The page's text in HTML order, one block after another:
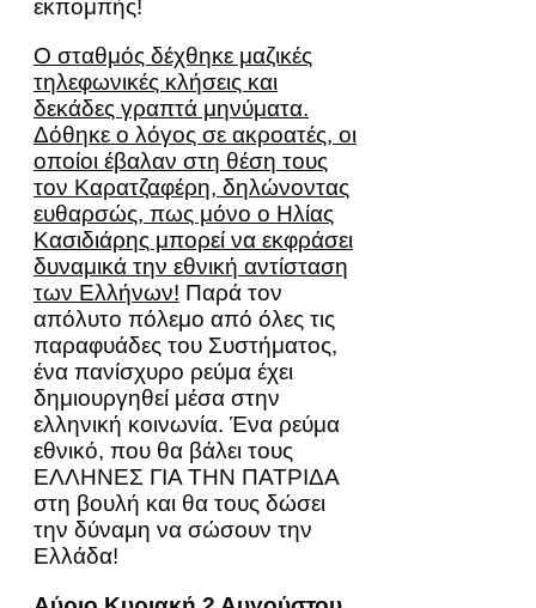
εκπομπής!
Ο σταθμός δέχθηκε μαζικές
τηλεφωνικές κλήσεις και
δεκάδες γραπτά μηνύματα.
Δόθηκε ο λόγος σε ακροατές, οι
οποίοι έβαλαν στη θέση τους
τον Καρατζαφέρη, δηλώνοντας
ευθαρσώς, πως μόνο ο Ηλίας
Κασιδιάρης μπορεί να εκφράσει
δυναμικά την εθνική αντίσταση
των Ελλήνων! Παρά τον
απόλυτο πόλεμο από όλες τις
παραφυάδες του Συστήματος,
ένα πανίσχυρο ρεύμα έχει
δημιουργηθεί μέσα στην
ελληνική κοινωνία. Ένα ρεύμα
εθνικό, που θα βάλει τους
ΕΛΛΗΝΕΣ ΓΙΑ ΤΗΝ ΠΑΤΡΙΔΑ
στη βουλή και θα τους δώσει
την δύναμη να σώσουν την
Ελλάδα!